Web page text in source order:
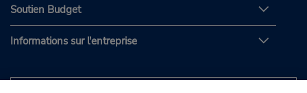
Soutien Budget
Informations sur l'entreprise